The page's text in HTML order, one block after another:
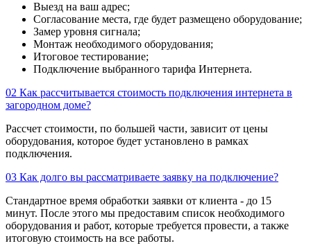
Выезд на ваш адрес;
Согласование места, где будет размещено оборудование;
Замер уровня сигнала;
Монтаж необходимого оборудования;
Итоговое тестирование;
Подключение выбранного тарифа Интернета.
02 Как рассчитывается стоимость подключения интернета в
загородном доме?
Рассчет стоимости, по большей части, зависит от цены
оборудования, которое будет установлено в рамках
подключения.
03 Как долго вы рассматриваете заявку на подключение?
Стандартное время обработки заявки от клиента - до 15
минут. После этого мы предоставим список необходимого
оборудования и работ, которые требуется провести, а также
итоговую стоимость на все работы.